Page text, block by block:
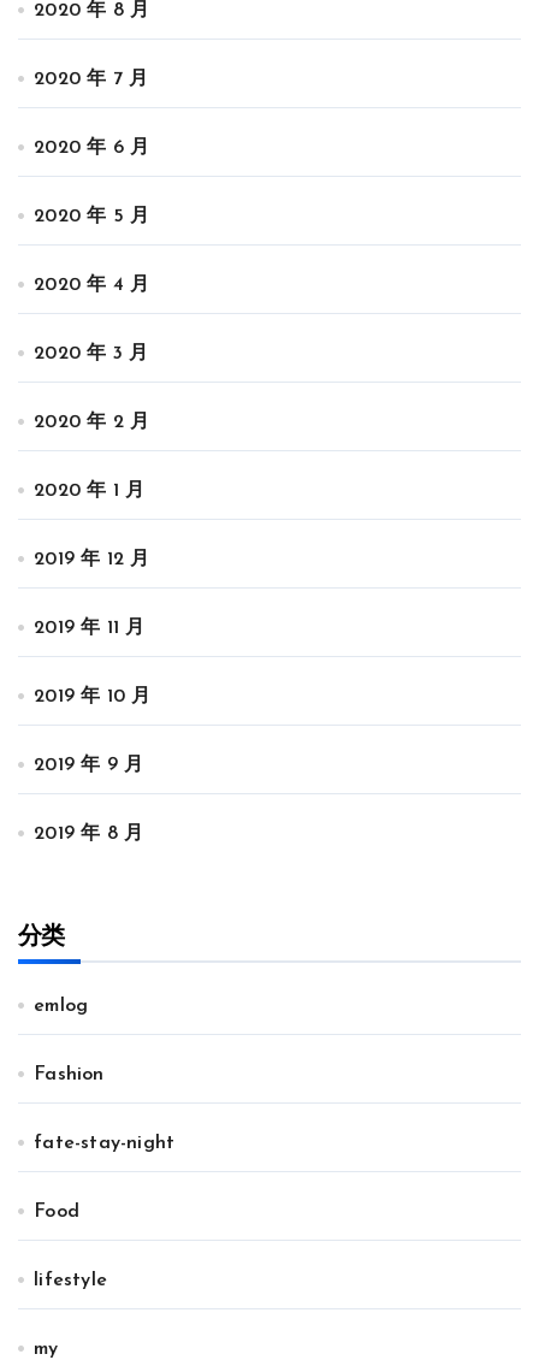
2020 年 8 月
2020 年 7 月
2020 年 6 月
2020 年 5 月
2020 年 4 月
2020 年 3 月
2020 年 2 月
2020 年 1 月
2019 年 12 月
2019 年 11 月
2019 年 10 月
2019 年 9 月
2019 年 8 月
分类
emlog
Fashion
fate-stay-night
Food
lifestyle
my